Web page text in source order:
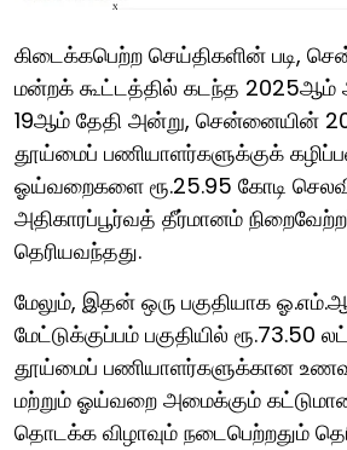
கிடைக்கபெற்ற செய்திகளின் படி,
மன்றக் கூட்டத்தில் கடந்த 2025ஆம்
19ஆம் தேதி அன்று, சென்னையின்
தூய்மைப் பணியாளர்களுக்குக்
ஓய்வறைகளை ரூ.25.95 கோடி
அதிகாரப்பூர்வத் தீர்மானம்
தெரியவந்தது.
மேலும், இதன் ஒரு பகுதியாக
மேட்டுக்குப்பம் பகுதியில் ரூ.73.50
தூய்மைப் பணியாளர்களுக்கான
மற்றும் ஓய்வறை அமைக்கும்
தொடக்க விழாவும் நடைபெற்றதும்